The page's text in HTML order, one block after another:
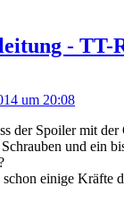
- TT-
um 20:08
der Spoiler mit
und ein
einige Kräfte